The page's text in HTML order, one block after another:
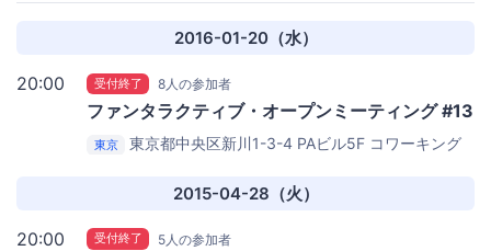
2016-01-20（水）
20:00 受付終了 8人の参加者
ファンタラクティブ・オープンミーティング #13
東京 東京都中央区新川1-3-4 PAビル5F コワーキング
2015-04-28（火）
20:00 受付終了 5人の参加者